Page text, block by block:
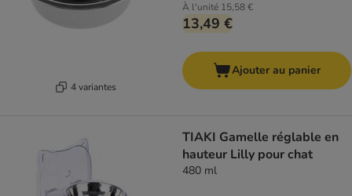
4 variantes
À l'unité 15,58 €
13,49 €
Ajouter au panier
TIAKI Gamelle réglable en
hauteur Lilly pour chat
480 ml